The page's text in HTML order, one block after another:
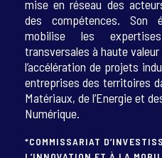
mise en réseau des
des compétences. Son
mobilise les
transversales à haute
l’accélération de projets
entreprises des territoires
Matériaux, de l’Energie et
Numérique.
*COMMISSARIAT